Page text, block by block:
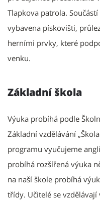
Tlapkova patrola.
vybavena pískovišti,
herními prvky, které
venku.
Základní škola
Výuka probíhá podle
Základní vzdělávání
programu vyučujeme
probíhá rozšířená výuka
na naší škole probíhá
třídy. Učitelé se